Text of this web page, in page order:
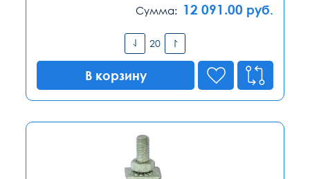
Сумма: 12 091.00 руб.
В корзину